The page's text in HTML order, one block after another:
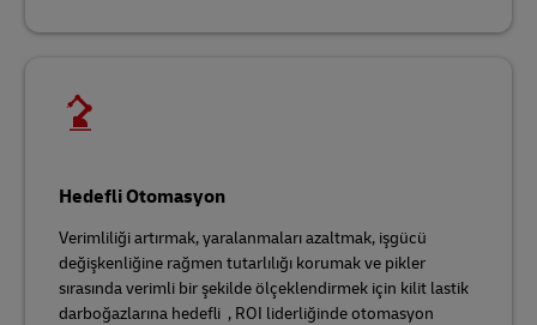
Hedefli Otomasyon
Verimliliği artırmak, yaralanmaları azaltmak, işgücü
değişkenliğine rağmen tutarlılığı korumak ve pikler
sırasında verimli bir şekilde ölçeklendirmek için kilit lastik
darboğazlarına hedefli , ROI liderliğinde otomasyon